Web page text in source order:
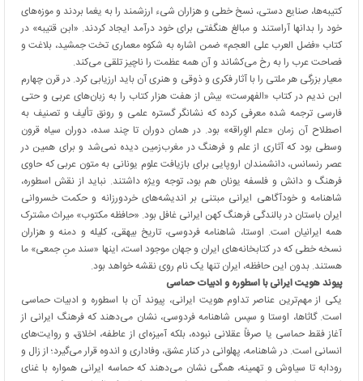
کتیبه‌ها، صنایع دستی، نسخ خطی و هزاران شیء ارزشمند را به یغما بردند و موزه‌های
خود را بدانها آراستند و مبالغ هنگفتی برای خود درآمد ایجاد کردند. «ابن قتیبه» در
کتاب «فضل العرب علی العجم» ضمن اشاره به شکوه معماری تخت جمشید، بلاغت و
فصاحت عرب را به رخ می‌کشاند و آن همه عظمت را ناچیز تلقی می‌کند.
معیار بزرگی هر ملتی را با آثار فکری و ذوقی و هنری آن باید ارزیابی کرد. در قرن چهارم
ابن ندیم در کتاب «الفهرست» بیش از هفت هزار کتاب را به زبان‌های عربی و حتی
فارسی ترجمه شده معرفی کرده که نشانگر گستره علمی و رونق تألیف و تصنیف به
اصطلاح آن زمان «علم الوِراقه» بود. در همان دوران تا چند سده، دوران سیاه قرون
وسطی بود که آثاری از علم و فرهنگ در مغرب‌زمین دیده نمی‌شد و برای همین در
عصر رنسانس، دانشمندان اروپایی برای بازیافت علوم یونانی به متون عربی که حاوی
فرهنگ و دانش و فلسفه یونان هم بود، توجه ویژه داشتند. نباید از نقش اسطوره،
شاهنامه و خودآگاهی ایرانی مبتنی بر اندیشه‌های خردورزانه و حکمت خسروانی
ایران باستان در بالندگی فرهنگ کهن ایرانی غافل بود. «حافظه مکتوب» میراث مشترک
همه ایرانیان است. اوستا، شاهنامه فردوسی، تاریخ بیهقی، کلیله و دمنه و هزاران
نسخه خطی که در کتابخانه‌های ایران و جهان موجود است، اینها «سند منِ جمعی» ما
هستند. بدون این حافظه، ایران تنها یک نام روی نقشه خواهد بود.
پیوند هویت ایرانی با اسطوره و ادبیات حماسی
یکی از مهم‌ترین عناصر تداوم هویت ایرانی، پیوند آن با اسطوره و ادبیات حماسی
است. گاثاها، اوستا و سپس شاهنامه فردوسی، نشان می‌دهند که فرهنگ ایرانی از
آغاز فقط حماسی یا صرفاً عقلانی نبوده، بلکه آمیزه‌ای از عاطفه، اخلاق، و روایت‌های
انسانی است. در شاهنامه، پهلوانی در کنار عشق، وفاداری و اندوه قرار می‌گیرد؛ از زال و
رودابه تا سیاوش و تهمینه، همگی نشان می‌دهند که حماسه ایرانی همواره با غنای